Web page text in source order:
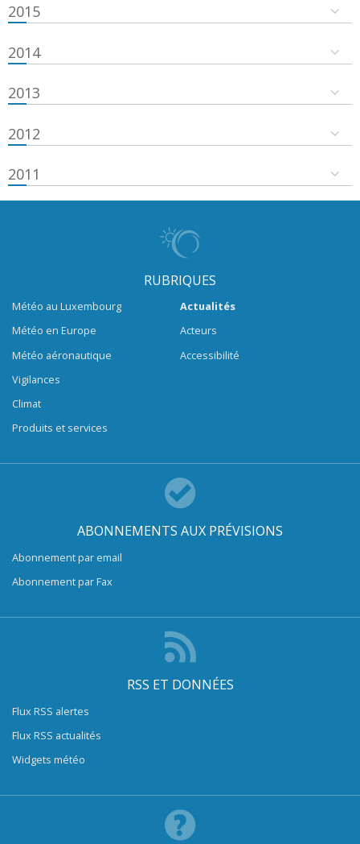
2015
2014
2013
2012
2011
RUBRIQUES
Météo au Luxembourg
Météo en Europe
Météo aéronautique
Vigilances
Climat
Produits et services
Actualités
Acteurs
Accessibilité
ABONNEMENTS AUX PRÉVISIONS
Abonnement par email
Abonnement par Fax
RSS ET DONNÉES
Flux RSS alertes
Flux RSS actualités
Widgets météo